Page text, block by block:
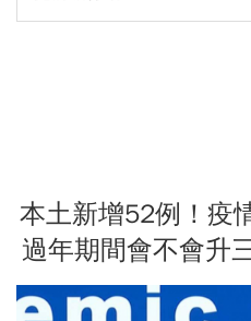
本土新增52例！疫
過年期間會不會升